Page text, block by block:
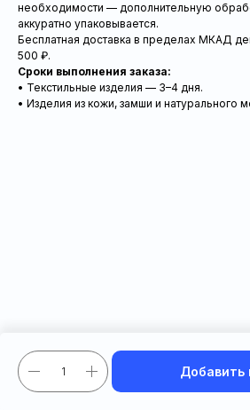
Добавить
необходимости — дополнительную
аккуратно упаковывается.
Бесплатная доставка в пределах МКАД
500 ₽.
Сроки выполнения заказа:
• Текстильные изделия — 3–4 дня.
• Изделия из кожи, замши и натурального